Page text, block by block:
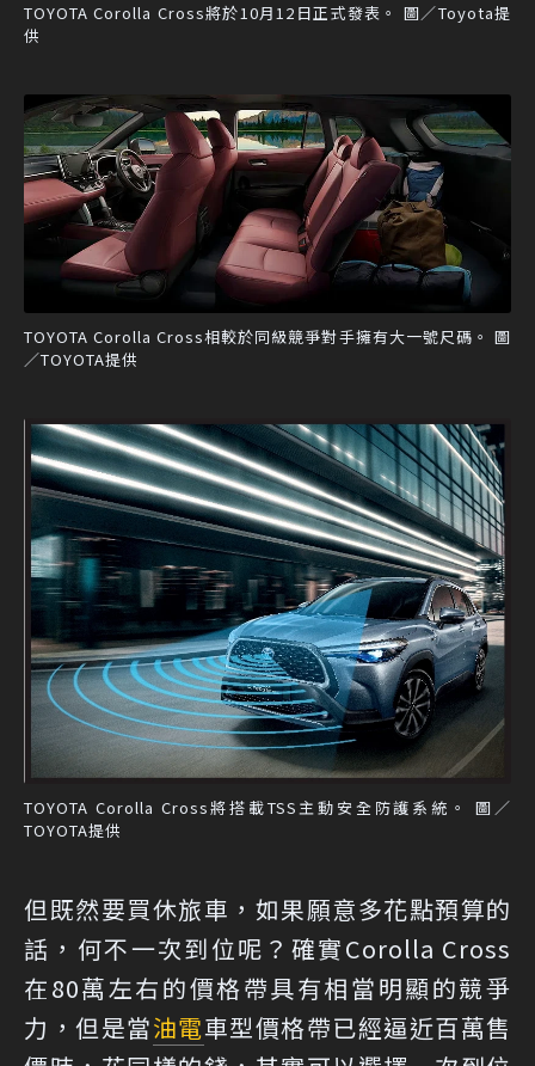
TOYOTA Corolla Cross將於10月12日正式發表。 圖／Toyota提
供
TOYOTA Corolla Cross相較於同級競爭對手擁有大一號尺碼。 圖
／TOYOTA提供
TOYOTA Corolla Cross將搭載TSS主動安全防護系統。 圖／
TOYOTA提供
但既然要買休旅車，如果願意多花點預算的
話，何不一次到位呢？確實Corolla Cross
在80萬左右的價格帶具有相當明顯的競爭
力，但是當油電車型價格帶已經逼近百萬售